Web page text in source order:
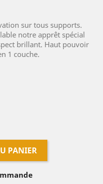
sur tous supports.
notre apprêt spécial
brillant. Haut pouvoir
1 couche.
PANIER